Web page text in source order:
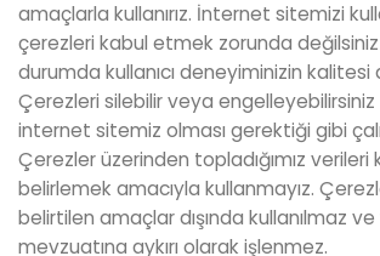
amaçlarla kullanırız. İnternet sitemizi
çerezleri kabul etmek zorunda
durumda kullanıcı deneyiminizin kalitesi
Çerezleri silebilir veya
internet sitemiz olması gerektiği gibi
Çerezler üzerinden topladığımız verileri
belirlemek amacıyla kullanmayız.
belirtilen amaçlar dışında kullanılmaz
mevzuatına aykırı olarak işlenmez.